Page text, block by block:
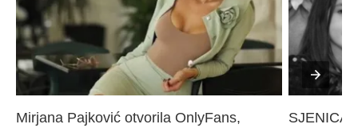
Mirjana Pajković otvorila OnlyFans,
SJENICA